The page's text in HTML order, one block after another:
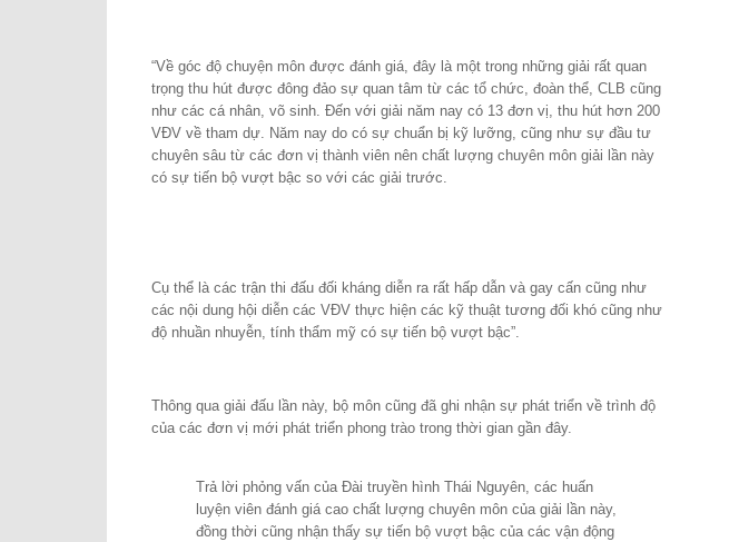
“Về góc độ chuyện môn được đánh giá, đây là một trong những giải rất quan
trọng thu hút được đông đảo sự quan tâm từ các tổ chức, đoàn thể, CLB cũng
như các cá nhân, võ sinh. Đến với giải năm nay có 13 đơn vị, thu hút hơn 200
VĐV về tham dự. Năm nay do có sự chuẩn bị kỹ lưỡng, cũng như sự đầu tư
chuyên sâu từ các đơn vị thành viên nên chất lượng chuyên môn giải lần này
có sự tiến bộ vượt bậc so với các giải trước.
Cụ thể là các trận thi đấu đối kháng diễn ra rất hấp dẫn và gay cấn cũng như
các nội dung hội diễn các VĐV thực hiện các kỹ thuật tương đối khó cũng như
độ nhuần nhuyễn, tính thẩm mỹ có sự tiến bộ vượt bậc”.
Thông qua giải đấu lần này, bộ môn cũng đã ghi nhận sự phát triển về trình độ
của các đơn vị mới phát triển phong trào trong thời gian gần đây.
Trả lời phỏng vấn của Đài truyền hình Thái Nguyên, các huấn
luyện viên đánh giá cao chất lượng chuyên môn của giải lần này,
đồng thời cũng nhận thấy sự tiến bộ vượt bậc của các vận động